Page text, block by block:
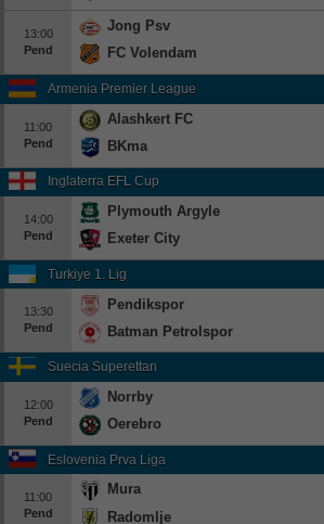
13:00
Pend
Jong Psv
FC Volendam
Armenia Premier League
11:00
Pend
Alashkert FC
BKma
Inglaterra EFL Cup
14:00
Pend
Plymouth Argyle
Exeter City
Turkiye 1. Lig
13:30
Pend
Pendikspor
Batman Petrolspor
Suecia Superettan
12:00
Pend
Norrby
Oerebro
Eslovenia Prva Liga
11:00
Pend
Mura
Radomlje